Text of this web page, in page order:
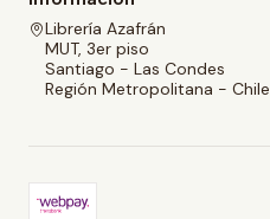
Librería Azafrán
MUT, 3er piso
Santiago - Las Condes
Región Metropolitana - Chile